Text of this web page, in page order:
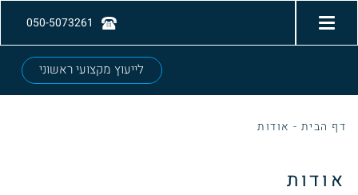
050-5073261
לייעוץ מקצועי ראשוני
דף הבית - אודות
אודות